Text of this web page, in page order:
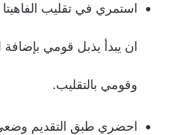
استمري في تقليب الفاهيتا
ان يبدأ يذبل قومي بإضافة
وقومي بالتقليب.
احضري طبق التقديم وضعي